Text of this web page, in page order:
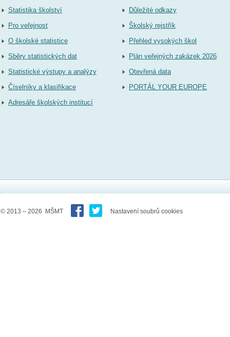
Statistika školství
Pro veřejnost
O školské statistice
Sběry statistických dat
Statistické výstupy a analýzy
Číselníky a klasifikace
Adresáře školských institucí
Důležité odkazy
Školský rejstřík
Přehled vysokých škol
Plán veřejných zakázek 2026
Otevřená data
PORTÁL YOUR EUROPE
© 2013 – 2026 MŠMT Nastavení soubrů cookies